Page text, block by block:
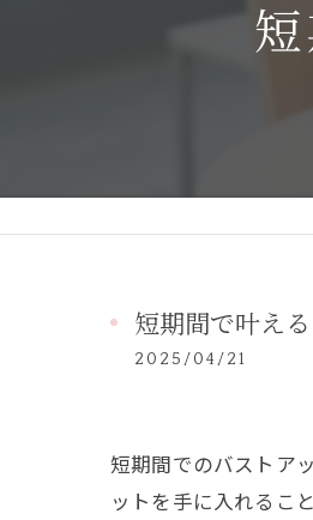
短期間で叶え
2025/04/21
短期間でのバストア
ットを手に入れるこ